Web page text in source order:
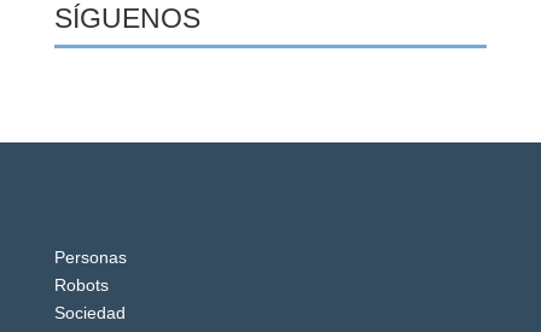
SÍGUENOS
Personas
Robots
Sociedad